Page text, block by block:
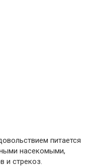
питается
насекомыми,
и стрекоз.